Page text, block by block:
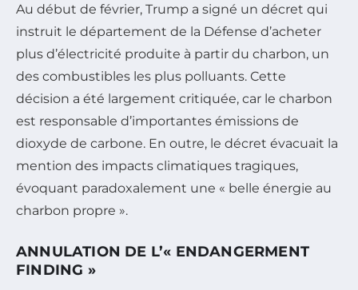
Au début de février, Trump a signé un décret qui
instruit le département de la Défense d’acheter
plus d’électricité produite à partir du charbon, un
des combustibles les plus polluants. Cette
décision a été largement critiquée, car le charbon
est responsable d’importantes émissions de
dioxyde de carbone. En outre, le décret évacuait la
mention des impacts climatiques tragiques,
évoquant paradoxalement une « belle énergie au
charbon propre ».
ANNULATION DE L’« ENDANGERMENT
FINDING »